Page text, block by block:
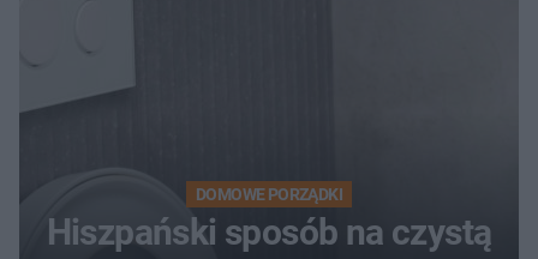
DOMOWE PORZĄDKI
Hiszpański sposób na czystą